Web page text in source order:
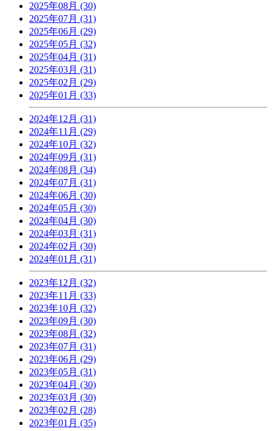
2025年08月 (30)
2025年07月 (31)
2025年06月 (29)
2025年05月 (32)
2025年04月 (31)
2025年03月 (31)
2025年02月 (29)
2025年01月 (33)
2024年12月 (31)
2024年11月 (29)
2024年10月 (32)
2024年09月 (31)
2024年08月 (34)
2024年07月 (31)
2024年06月 (30)
2024年05月 (30)
2024年04月 (30)
2024年03月 (31)
2024年02月 (30)
2024年01月 (31)
2023年12月 (32)
2023年11月 (33)
2023年10月 (32)
2023年09月 (30)
2023年08月 (32)
2023年07月 (31)
2023年06月 (29)
2023年05月 (31)
2023年04月 (30)
2023年03月 (30)
2023年02月 (28)
2023年01月 (35)